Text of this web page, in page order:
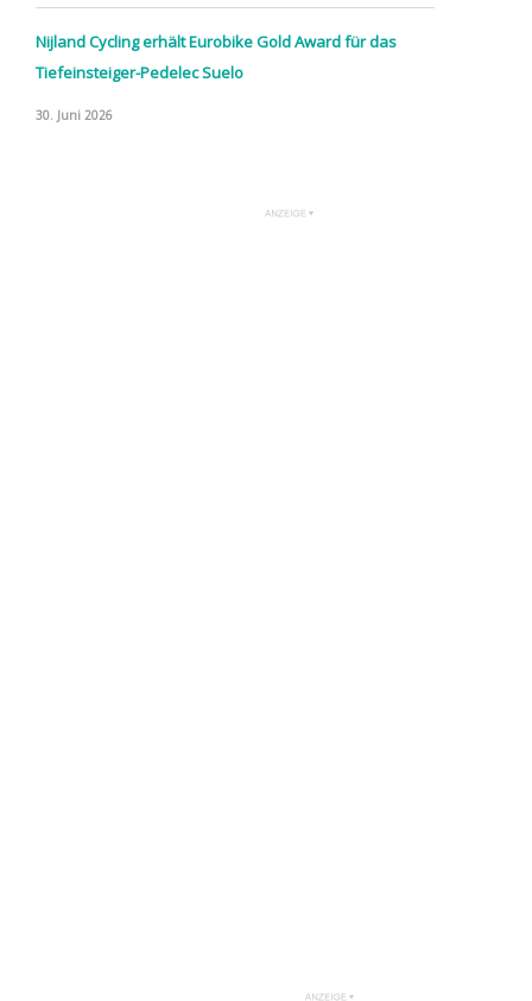
Nijland Cycling erhält Eurobike Gold Award für das
Tiefeinsteiger-Pedelec Suelo
30. Juni 2026